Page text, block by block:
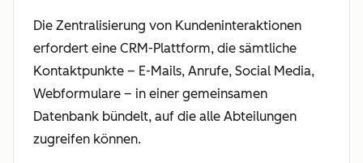
Die Zentralisierung von Kundeninteraktionen
erfordert eine CRM-Plattform, die sämtliche
Kontaktpunkte – E-Mails, Anrufe, Social Media,
Webformulare – in einer gemeinsamen
Datenbank bündelt, auf die alle Abteilungen
zugreifen können.